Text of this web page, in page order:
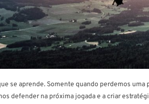
se aprende. Somente quando perdemos
defender na próxima jogada e a criar